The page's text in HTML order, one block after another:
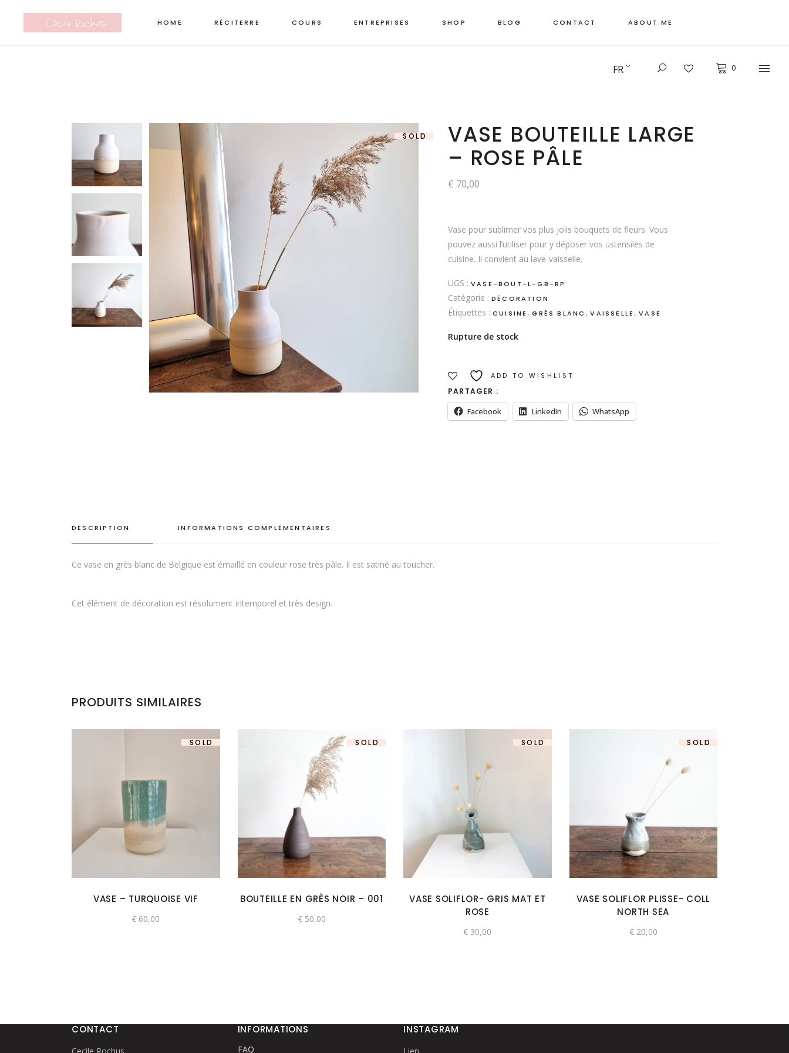
HOME RÉCITERRE COURS ENTREPRISES SHOP BLOG CONTACT ABOUT ME
FR 0
SOLD
VASE BOUTEILLE LARGE
– ROSE PÂLE
€ 70,00
Vase pour sublimer vos plus jolis bouquets de fleurs. Vous
pouvez aussi l’utiliser pour y déposer vos ustensiles de
cuisine. Il convient au lave-vaisselle.
UGS : VASE-BOUT-L-GB-RP
Catégorie : DÉCORATION
Étiquettes : CUISINE ,GRÈS BLANC ,VAISSELLE ,VASE
Rupture de stock
ADD TO WISHLIST
PARTAGER :
Facebook LinkedIn WhatsApp
DESCRIPTION INFORMATIONS COMPLÉMENTAIRES
Ce vase en grès blanc de Belgique est émaillé en couleur rose très pâle. Il est satiné au toucher.
Cet élément de décoration est résolument intemporel et très design.
PRODUITS SIMILAIRES
SOLD
VASE – TURQUOISE VIF
€ 60,00
SOLD
BOUTEILLE EN GRÈS NOIR – 001
€50,00
SOLD
VASE SOLIFLOR- GRIS MAT ET
ROSE
€ 30,00
SOLD
VASE SOLIFLOR PLISSE- COLL
NORTH SEA
€20,00
CONTACT INFORMATIONS
FAQ
INSTAGRAM